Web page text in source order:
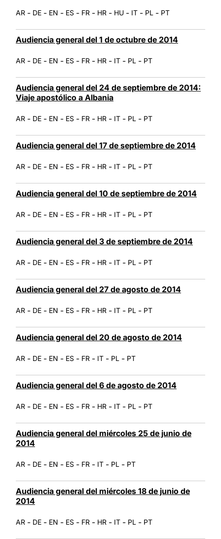
AR - DE - EN - ES - FR - HR - HU - IT - PL - PT
Audiencia general del 1 de octubre de 2014
AR - DE - EN - ES - FR - HR - IT - PL - PT
Audiencia general del 24 de septiembre de 2014:
Viaje apostólico a Albania
AR - DE - EN - ES - FR - HR - IT - PL - PT
Audiencia general del 17 de septiembre de 2014
AR - DE - EN - ES - FR - HR - IT - PL - PT
Audiencia general del 10 de septiembre de 2014
AR - DE - EN - ES - FR - HR - IT - PL - PT
Audiencia general del 3 de septiembre de 2014
AR - DE - EN - ES - FR - HR - IT - PL - PT
Audiencia general del 27 de agosto de 2014
AR - DE - EN - ES - FR - HR - IT - PL - PT
Audiencia general del 20 de agosto de 2014
AR - DE - EN - ES - FR - IT - PL - PT
Audiencia general del 6 de agosto de 2014
AR - DE - EN - ES - FR - HR - IT - PL - PT
Audiencia general del miércoles 25 de junio de
2014
AR - DE - EN - ES - FR - IT - PL - PT
Audiencia general del miércoles 18 de junio de
2014
AR - DE - EN - ES - FR - HR - IT - PL - PT